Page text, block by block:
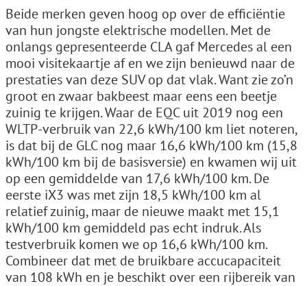
Beide merken geven hoog op over de efficiëntie
van hun jongste elektrische modellen. Met de
onlangs gepresenteerde CLA gaf Mercedes al een
mooi visitekaartje af en we zijn benieuwd naar de
prestaties van deze SUV op dat vlak. Want zie zo’n
groot en zwaar bakbeest maar eens een beetje
zuinig te krijgen. Waar de EQC uit 2019 nog een
WLTP-verbruik van 22,6 kWh/100 km liet noteren,
is dat bij de GLC nog maar 16,6 kWh/100 km (15,8
kWh/100 km bij de basisversie) en kwamen wij uit
op een gemiddelde van 17,6 kWh/100 km. De
eerste iX3 was met zijn 18,5 kWh/100 km al
relatief zuinig, maar de nieuwe maakt met 15,1
kWh/100 km gemiddeld pas echt indruk. Als
testverbruik komen we op 16,6 kWh/100 km.
Combineer dat met de bruikbare accucapaciteit
van 108 kWh en je beschikt over een rijbereik van